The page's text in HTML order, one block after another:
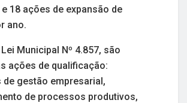
18 ações de expansão de
ano.
Municipal Nº 4.857, são
ações de qualificação:
gestão empresarial,
de processos produtivos,